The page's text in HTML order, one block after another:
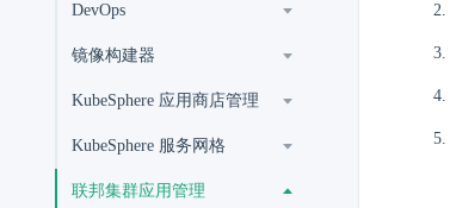
DevOps
镜像构建器
KubeSphere 应用商店管理
KubeSphere 服务网格
联邦集群应用管理